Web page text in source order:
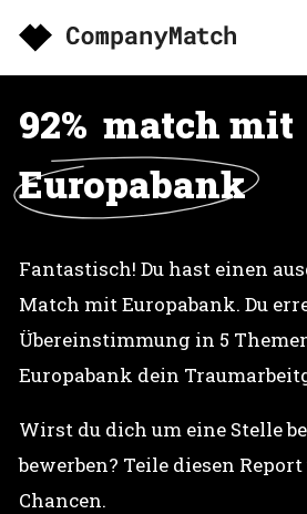
92% match mit
Europabank
Fantastisch! Du hast einen
Match mit Europabank. Du
Übereinstimmung in 5
Europabank dein
Wirst du dich um eine Stelle
bewerben? Teile diesen
Chancen.